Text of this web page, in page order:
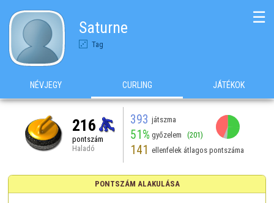
Saturne
Tag
☰
NÉVJEGY CURLING JÁTÉKOK
216
pontszám
Haladó
393 játszma
51% győzelem (201)
141 ellenfelek átlagos pontszáma
PONTSZÁM ALAKULÁSA